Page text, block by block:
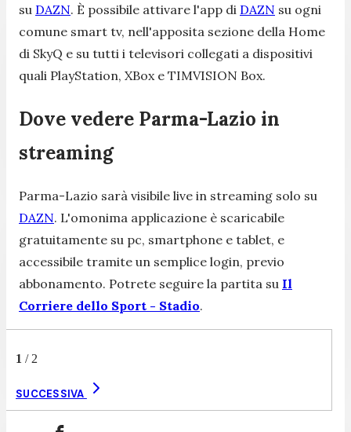
su DAZN. È possibile attivare l'app di DAZN su ogni
comune smart tv, nell'apposita sezione della Home
di SkyQ e su tutti i televisori collegati a dispositivi
quali PlayStation, XBox e TIMVISION Box.
Dove vedere Parma-Lazio in
streaming
Parma-Lazio sarà visibile live in streaming solo su
DAZN. L'omonima applicazione è scaricabile
gratuitamente su pc, smartphone e tablet, e
accessibile tramite un semplice login, previo
abbonamento. Potrete seguire la partita su Il
Corriere dello Sport - Stadio.
1 /2
SUCCESSIVA